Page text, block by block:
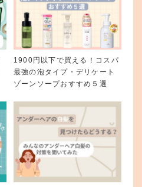
1900円以下で買える！コスパ
最強の泡タイプ・デリケート
ゾーンソープおすすめ５選